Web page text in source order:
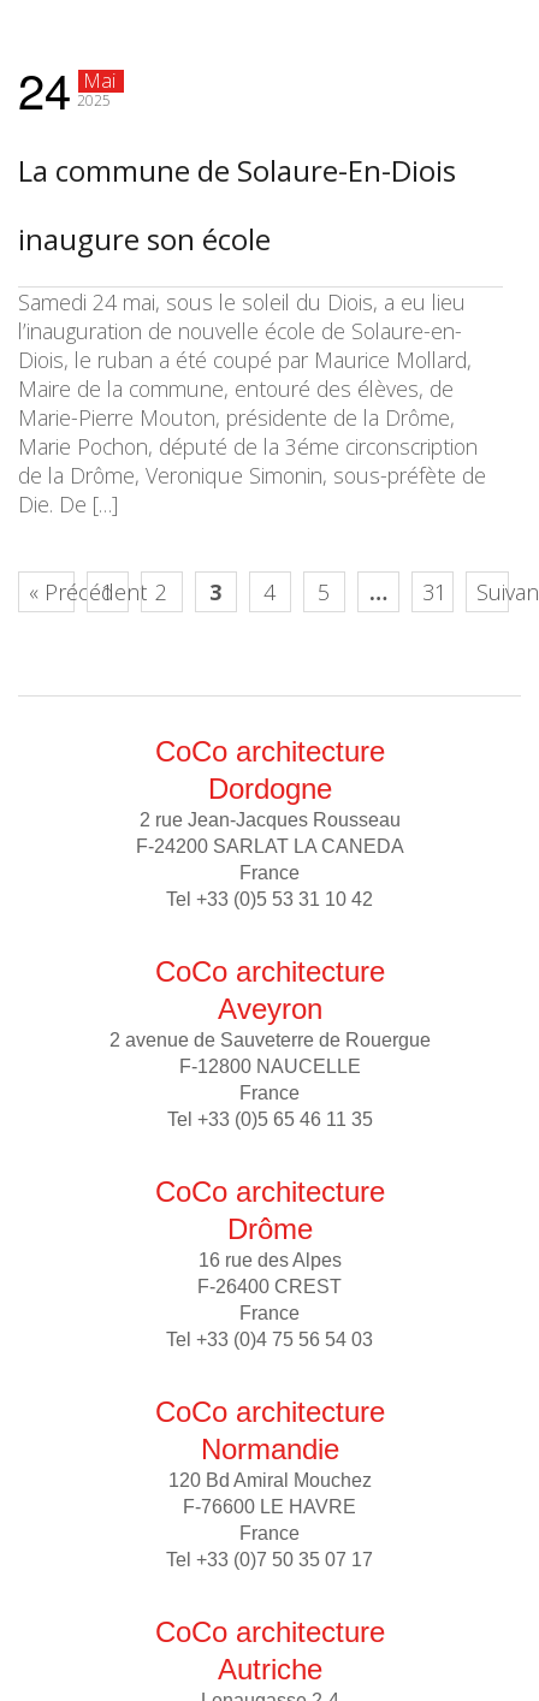
24 Mai
2025
La commune de Solaure-En-Diois
inaugure son école
Samedi 24 mai, sous le soleil du Diois, a eu lieu
l’inauguration de nouvelle école de Solaure-en-
Diois, le ruban a été coupé par Maurice Mollard,
Maire de la commune, entouré des élèves, de
Marie-Pierre Mouton, présidente de la Drôme,
Marie Pochon, député de la 3éme circonscription
de la Drôme, Veronique Simonin, sous-préfète de
Die. De […]
« Précédent
1 2 3 4 5 … 31
CoCo architecture
Dordogne
2 rue Jean-Jacques Rousseau
F-24200 SARLAT LA CANEDA
France
Tel +33 (0)5 53 31 10 42
CoCo architecture
Aveyron
2 avenue de Sauveterre de Rouergue
F-12800 NAUCELLE
France
Tel +33 (0)5 65 46 11 35
CoCo architecture
Drôme
16 rue des Alpes
F-26400 CREST
France
Tel +33 (0)4 75 56 54 03
CoCo architecture
Normandie
120 Bd Amiral Mouchez
F-76600 LE HAVRE
France
Tel +33 (0)7 50 35 07 17
CoCo architecture
Autriche